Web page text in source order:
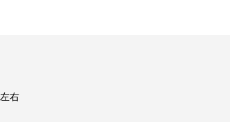
右